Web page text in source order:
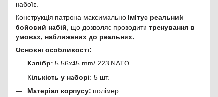
набоїв.
Конструкція патрона максимально імітує реальний
бойовий набій , що дозволяє проводити тренування в
умовах, наближених до реальних.
Основні особливості:
Калібр: 5.56x45 mm/.223 NATO
Кількість у наборі: 5 шт.
Матеріал корпусу: полімер